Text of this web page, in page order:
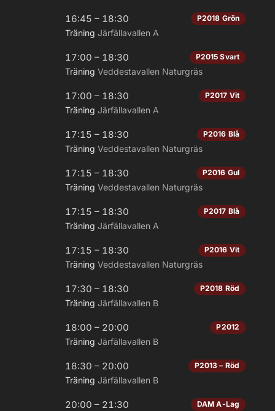
16:45 – 18:30 P2018 Grön
Träning Järfällavallen A
17:00 – 18:30 P2015 Svart
Träning Veddestavallen Naturgräs
17:00 – 18:30 P2017 Vit
Träning Järfällavallen A
17:15 – 18:30 P2016 Blå
Träning Veddestavallen Naturgräs
17:15 – 18:30 P2016 Gul
Träning Veddestavallen Naturgräs
17:15 – 18:30 P2017 Blå
Träning Järfällavallen A
17:15 – 18:30 P2016 Vit
Träning Veddestavallen Naturgräs
17:30 – 18:30 P2018 Röd
Träning Järfällavallen B
18:00 – 20:00 P2012
Träning Järfällavallen B
18:30 – 20:00 P2013 – Röd
Träning Järfällavallen B
20:00 – 21:30 DAM A-Lag